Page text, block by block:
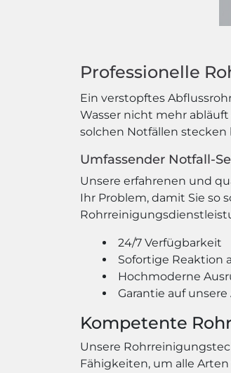
Professionelle
Ein verstopftes
Wasser nicht mehr
solchen Notfällen stecken
Umfassender Notfall-
Unsere erfahrenen und
Ihr Problem, damit Sie so
24/7 Verfügbarkeit
Sofortige Reaktion
Hochmoderne
Garantie auf unsere
Kompetente
Unsere
Fähigkeiten, um alle